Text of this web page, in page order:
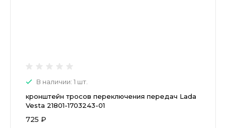
В наличии: 1 шт.
кронштейн тросов переключения передач Lada
Vesta 21801-1703243-01
725 ₽